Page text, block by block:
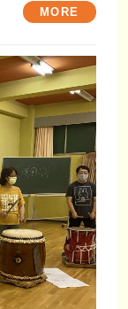
MORE